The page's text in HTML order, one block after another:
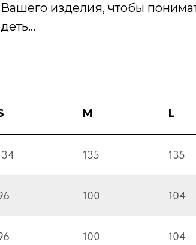
изделия, чтобы
M L
135 135
100 104
100 104